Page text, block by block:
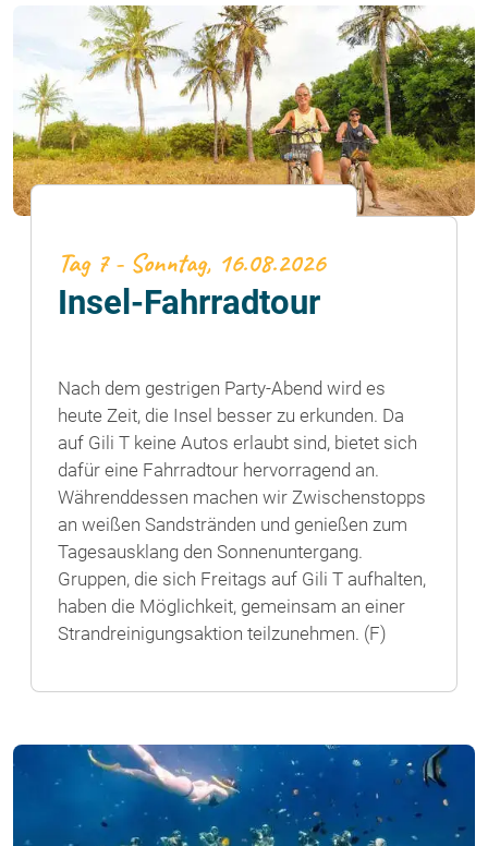
Tag 7 - Sonntag, 16.08.2026
Insel-Fahrradtour
Nach dem gestrigen Party-Abend wird es
heute Zeit, die Insel besser zu erkunden. Da
auf Gili T keine Autos erlaubt sind, bietet sich
dafür eine Fahrradtour hervorragend an.
Währenddessen machen wir Zwischenstopps
an weißen Sandstränden und genießen zum
Tagesausklang den Sonnenuntergang.
Gruppen, die sich Freitags auf Gili T aufhalten,
haben die Möglichkeit, gemeinsam an einer
Strandreinigungsaktion teilzunehmen. (F)